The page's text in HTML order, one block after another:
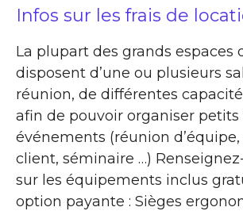
Infos sur les frais de
La plupart des grands espaces
disposent d’une ou plusieurs
réunion, de différentes
afin de pouvoir organiser petits
événements (réunion
client, séminaire …)
sur les équipements inclus
option payante : Sièges